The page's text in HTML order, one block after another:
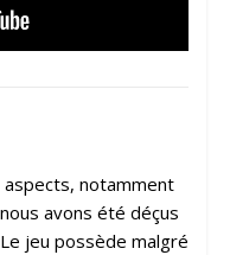
aspects, notamment
avons été déçus
jeu possède malgré